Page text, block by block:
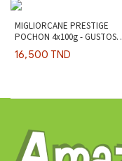
MIGLIORCANE PRESTIGE
POCHON 4x100g - GUSTOSO
Poulet/dinde/gibier
16,500 TND